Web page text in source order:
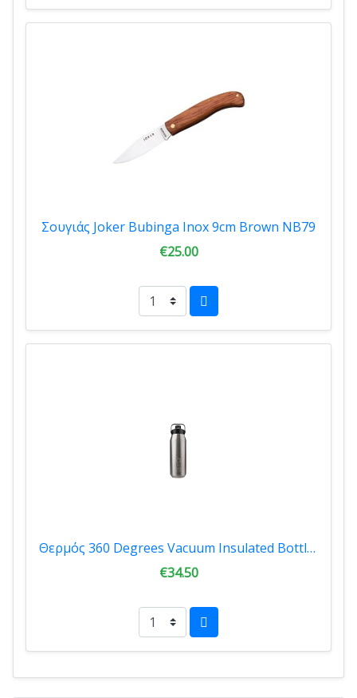
Σουγιάς Joker Bubinga Inox 9cm Brown NB79
€25.00
Θερμός 360 Degrees Vacuum Insulated Bottle Silver 750ml 36040-00045
€34.50